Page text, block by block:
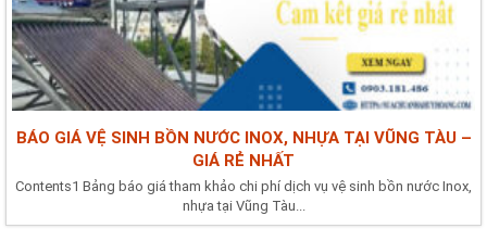
BÁO GIÁ VỆ SINH BỒN NƯỚC INOX, NHỰA TẠI VŨNG TÀU –
GIÁ RẺ NHẤT
Contents1 Bảng báo giá tham khảo chi phí dịch vụ vệ sinh bồn nước Inox,
nhựa tại Vũng Tàu...